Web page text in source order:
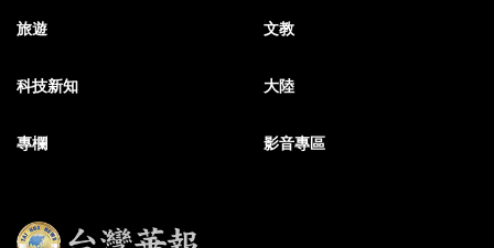
旅遊 文教
科技新知 大陸
專欄 影音專區